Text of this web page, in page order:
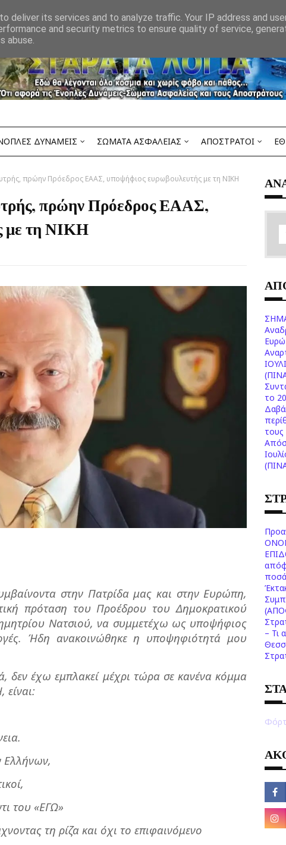
ΔΥΝΑΜΕΙΣ ΣΩΜΑΤΑ ΑΣΦΑΛΕΙΑΣ ΑΠΟΣΤΡΑΤΟΙ
πρώην Πρόεδρος ΕΑΑΣ, υποψήφιος ευρωβουλευτής με τη ΝΙΚΗ
πρώην Πρόεδρος ΕΑΑΣ,
με τη ΝΙΚΗ
στην Πατρίδα μας και στην Ευρώπη,
πρόταση του Προέδρου του Δημοκρατικού
Νατσιού, να συμμετέχω ως υποψήφιος
Ήδη ανακοινώθηκε η υποψηφιότητά μου
δεν έχω εμπλακεί μέχρι τώρα σε κανένα κόμμα
είναι:
Ελλήνων,
του «ΕΓΩ»
τη ρίζα και όχι το επιφαινόμενο
Ευρώ
το
τους
ποσά
– Τι
deliver its services and to analyze traffic. Your IP address and
and security metrics to ensure quality of service,
abuse.